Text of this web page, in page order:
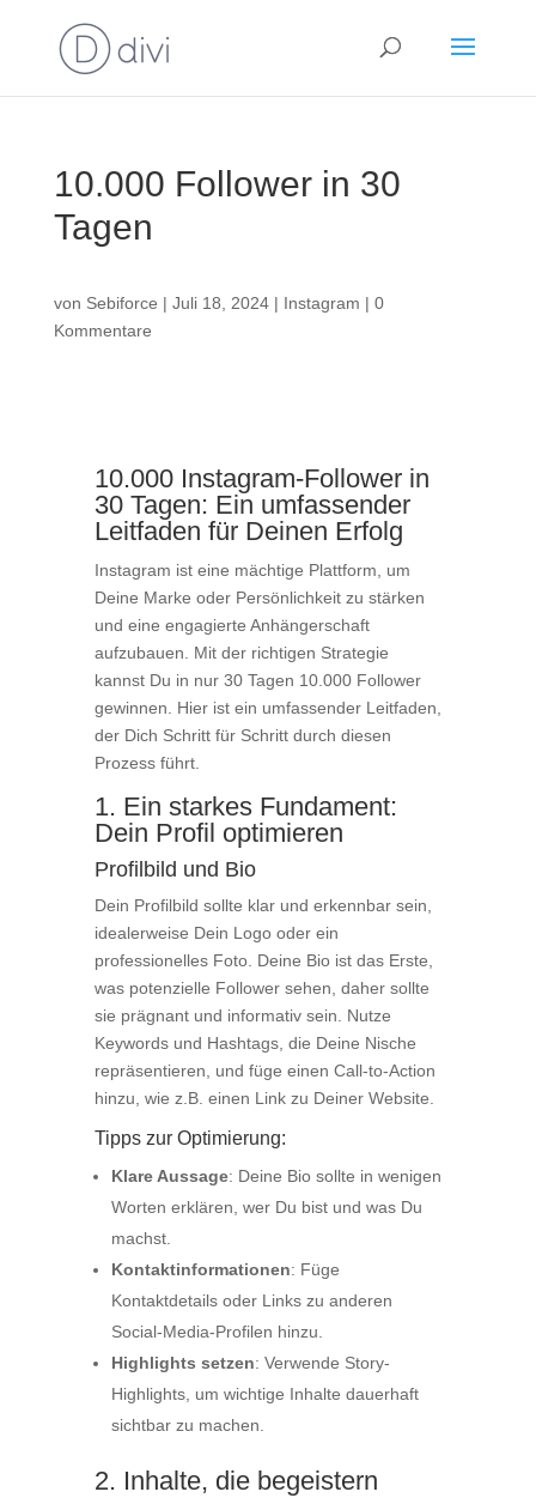
10.000 Follower in 30
Tagen
von Sebiforce | Juli 18, 2024| Instagram | 0
Kommentare
10.000 Instagram-Follower in
30 Tagen: Ein umfassender
Leitfaden für Deinen Erfolg
Instagram ist eine mächtige Plattform, um
Deine Marke oder Persönlichkeit zu stärken
und eine engagierte Anhängerschaft
aufzubauen. Mit der richtigen Strategie
kannst Du in nur 30 Tagen 10.000 Follower
gewinnen. Hier ist ein umfassender Leitfaden,
der Dich Schritt für Schritt durch diesen
Prozess führt.
1. Ein starkes Fundament:
Dein Profil optimieren
Profilbild und Bio
Dein Profilbild sollte klar und erkennbar sein,
idealerweise Dein Logo oder ein
professionelles Foto. Deine Bio ist das Erste,
was potenzielle Follower sehen, daher sollte
sie prägnant und informativ sein. Nutze
Keywords und Hashtags, die Deine Nische
repräsentieren, und füge einen Call-to-Action
hinzu, wie z.B. einen Link zu Deiner Website.
Tipps zur Optimierung:
Klare Aussage: Deine Bio sollte in wenigen
Worten erklären, wer Du bist und was Du
machst.
Kontaktinformationen: Füge
Kontaktdetails oder Links zu anderen
Social-Media-Profilen hinzu.
Highlights setzen: Verwende Story-
Highlights, um wichtige Inhalte dauerhaft
sichtbar zu machen.
2. Inhalte, die begeistern